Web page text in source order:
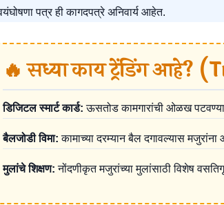
पत्र ही कागदपत्रे अनिवार्य आहेत.
🔥 सध्या काय ट्रेंडिंग आहे?
डिजिटल स्मार्ट कार्ड: ऊसतोड कामगारांची ओळख
बैलजोडी विमा: कामाच्या दरम्यान बैल दगावल्यास
मुलांचे शिक्षण: नोंदणीकृत मजुरांच्या मुलांसाठी विशेष